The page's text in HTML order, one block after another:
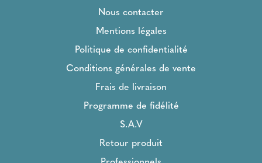
Nous contacter
Mentions légales
Politique de confidentialité
Conditions générales de vente
Frais de livraison
Programme de fidélité
S.A.V
Retour produit